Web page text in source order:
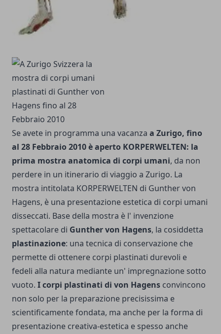
Se avete in programma una vacanza a Zurigo, fino
al 28 Febbraio 2010 è aperto KORPERWELTEN: la
prima mostra anatomica di corpi umani, da non
perdere in un itinerario di viaggio a Zurigo. La
mostra intitolata KORPERWELTEN di Gunther von
Hagens, è una presentazione estetica di corpi umani
disseccati. Base della mostra è l' invenzione
spettacolare di Gunther von Hagens, la cosiddetta
plastinazione: una tecnica di conservazione che
permette di ottenere corpi plastinati durevoli e
fedeli alla natura mediante un' impregnazione sotto
vuoto. I corpi plastinati di von Hagens convincono
non solo per la preparazione precisissima e
scientificamente fondata, ma anche per la forma di
presentazione creativa-estetica e spesso anche